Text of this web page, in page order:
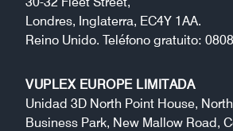
Londres, Inglaterra, EC4Y 1AA.
Reino Unido. Teléfono gratuito:
VUPLEX EUROPE LIMITADA
Unidad 3D North Point House,
Business Park, New Mallow Road,